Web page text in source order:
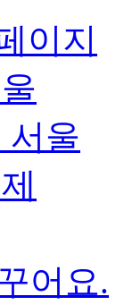
이지
서울
어요.